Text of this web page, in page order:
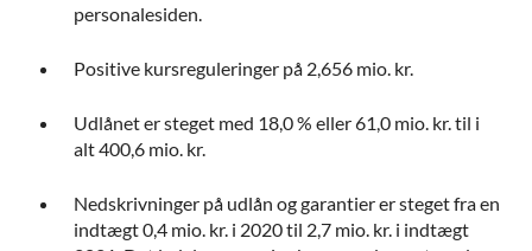
personalesiden.
Positive kursreguleringer på 2,656 mio. kr.
Udlånet er steget med 18,0 % eller 61,0 mio. kr. til i
alt 400,6 mio. kr.
Nedskrivninger på udlån og garantier er steget fra en
indtægt 0,4 mio. kr. i 2020 til 2,7 mio. kr. i indtægt